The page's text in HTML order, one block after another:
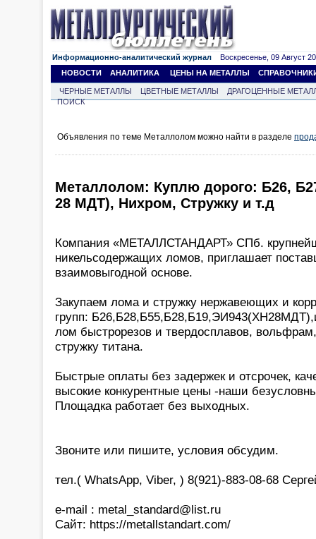
Информационно-аналитический журнал Воскресенье, 09 Август
НОВОСТИ
АНАЛИТИКА ЦЕНЫ НА МЕТАЛЛЫ
ЧЕРНЫЕ МЕТАЛЛЫ ЦВЕТНЫЕ МЕТАЛЛЫ
ДРАГОЦЕННЫЕ
ПОИСК
Объявления по теме Металлолом можно найти в разделе
Металлолом: Куплю дорого: Б26,
28 МДТ), Нихром, Стружку и т.д
Компания «МЕТАЛЛСТАНДАРТ» СПб.
никельсодержащих ломов, приглашает
взаимовыгодной основе.
Закупаем лома и стружку нержавеющих и
групп:
лом быстрорезов и твердосплавов,
стружку титана.
Быстрые оплаты без задержек и отсрочек,
высокие конкурентные цены -наши
Площадка работает без выходных.
Звоните или пишите, условия обсудим.
тел.( WhatsApp, Viber, ) 8(921)-883-08-68
e-mail : metal_standard@list.ru
Сайт: https://metallstandart.com/